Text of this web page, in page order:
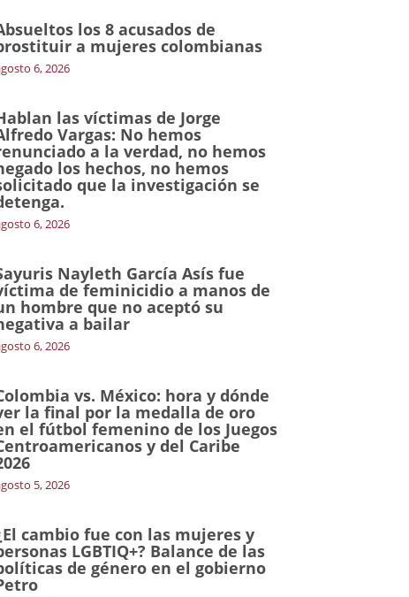
los 8 acusados de
a mujeres colombianas
6, 2026
las víctimas de Jorge
Vargas: No hemos
a la verdad, no hemos
los hechos, no hemos
que la investigación se
6, 2026
Nayleth García Asís fue
de feminicidio a manos de
hombre que no aceptó su
a bailar
6, 2026
vs. México: hora y dónde
la final por la medalla de oro
el fútbol femenino de los Juegos
y del Caribe
5, 2026
cambio fue con las mujeres y
LGBTIQ+? Balance de las
de género en el gobierno